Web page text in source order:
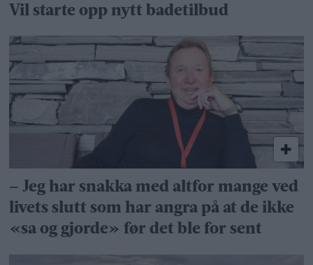
Vil starte opp nytt badetilbud
– Jeg har snakka med altfor mange ved
livets slutt som har angra på at de ikke
«sa og gjorde» før det ble for sent